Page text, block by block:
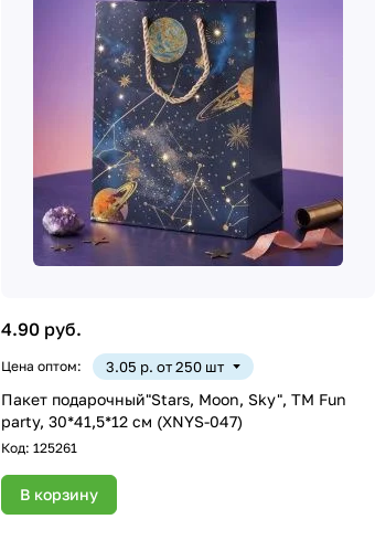
4.90 руб.
Цена оптом: 3.05 р. от 250 шт
Пакет подарочный"Stars, Moon, Sky", ТМ Fun
party, 30*41,5*12 см (XNYS-047)
Код:125261
В корзину